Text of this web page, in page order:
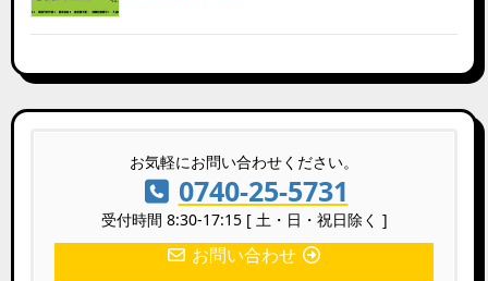
お気軽にお問い合わせください。
0740-25-5731
受付時間 8:30-17:15 [ 土・日・祝日除く ]
お問い合わせ